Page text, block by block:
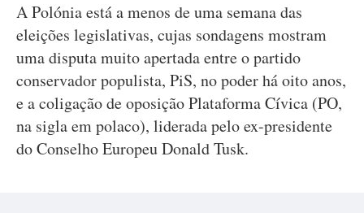
A Polónia está a menos de uma semana das
eleições legislativas, cujas sondagens mostram
uma disputa muito apertada entre o partido
conservador populista, PiS, no poder há oito anos,
e a coligação de oposição Plataforma Cívica (PO,
na sigla em polaco), liderada pelo ex-presidente
do Conselho Europeu Donald Tusk.